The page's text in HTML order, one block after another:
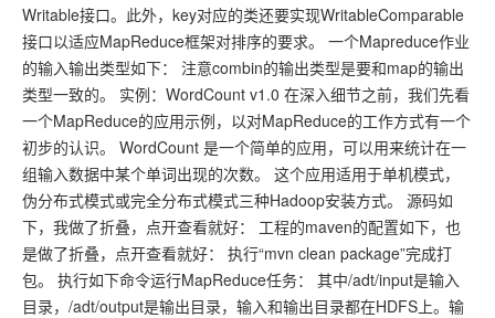
Writable接口。此外，key对应的类还要实现WritableComparable
接口以适应MapReduce框架对排序的要求。 一个Mapreduce作业
的输入输出类型如下： 注意combin的输出类型是要和map的输出
类型一致的。 实例：WordCount v1.0 在深入细节之前，我们先看
一个MapReduce的应用示例，以对MapReduce的工作方式有一个
初步的认识。 WordCount 是一个简单的应用，可以用来统计在一
组输入数据中某个单词出现的次数。 这个应用适用于单机模式，
伪分布式模式或完全分布式模式三种Hadoop安装方式。 源码如
下，我做了折叠，点开查看就好： 工程的maven的配置如下，也
是做了折叠，点开查看就好： 执行“mvn clean package”完成打
包。 执行如下命令运行MapReduce任务： 其中/adt/input是输入
目录，/adt/output是输出目录，输入和输出目录都在HDFS上。输